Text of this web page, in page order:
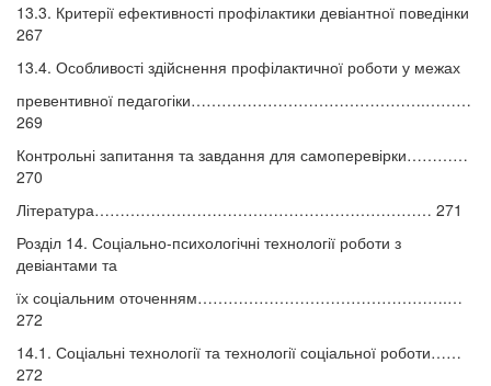
13.3. Критерії ефективності профілактики девіантної поведінки
267
13.4. Особливості здійснення профілактичної роботи у межах
превентивної педагогіки……………………………………….………
269
Контрольні запитання та завдання для самоперевірки…………
270
Література………………………………………………………… 271
Розділ 14. Соціально-психологічні технології роботи з
девіантами та
їх соціальним оточенням………………………………………….…
272
14.1. Соціальні технології та технології соціальної роботи……
272